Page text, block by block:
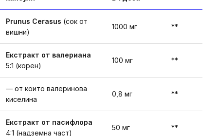
Prunus Cerasus (сок от
вишни)
1000 мг **
Екстракт от валериана
5:1 (корен)
100 мг **
— от които валеринова
киселина
0,8 мг **
Екстракт от пасифлора
4:1 (надземна част)
50 мг **